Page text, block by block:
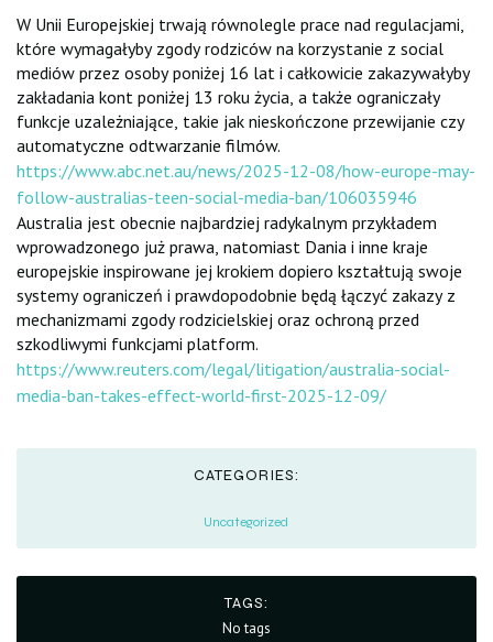
W Unii Europejskiej trwają równolegle prace nad regulacjami,
które wymagałyby zgody rodziców na korzystanie z social
mediów przez osoby poniżej 16 lat i całkowicie zakazywałyby
zakładania kont poniżej 13 roku życia, a także ograniczały
funkcje uzależniające, takie jak nieskończone przewijanie czy
automatyczne odtwarzanie filmów.
https://www.abc.net.au/news/2025-12-08/how-europe-may-
follow-australias-teen-social-media-ban/106035946
Australia jest obecnie najbardziej radykalnym przykładem
wprowadzonego już prawa, natomiast Dania i inne kraje
europejskie inspirowane jej krokiem dopiero kształtują swoje
systemy ograniczeń i prawdopodobnie będą łączyć zakazy z
mechanizmami zgody rodzicielskiej oraz ochroną przed
szkodliwymi funkcjami platform.
https://www.reuters.com/legal/litigation/australia-social-
media-ban-takes-effect-world-first-2025-12-09/
CATEGORIES:
Uncategorized
TAGS:
No tags